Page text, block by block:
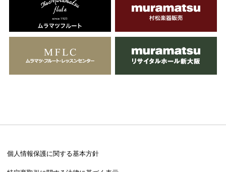
個人情報保護に関する基本方針